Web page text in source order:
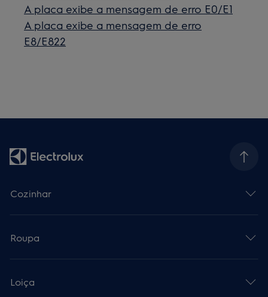
A placa exibe a mensagem de erro E0/E1
A placa exibe a mensagem de erro
E8/E822
Cozinhar
Roupa
Loiça